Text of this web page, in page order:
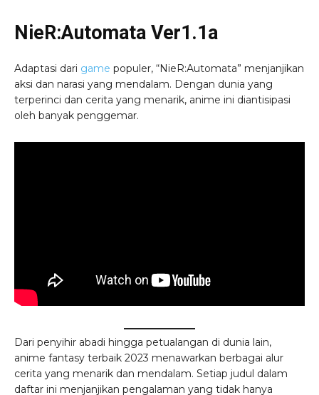
NieR:Automata Ver1.1a
Adaptasi dari game populer, “NieR:Automata” menjanjikan
aksi dan narasi yang mendalam. Dengan dunia yang
terperinci dan cerita yang menarik, anime ini diantisipasi
oleh banyak penggemar.
Dari penyihir abadi hingga petualangan di dunia lain,
anime fantasy terbaik 2023 menawarkan berbagai alur
cerita yang menarik dan mendalam. Setiap judul dalam
daftar ini menjanjikan pengalaman yang tidak hanya